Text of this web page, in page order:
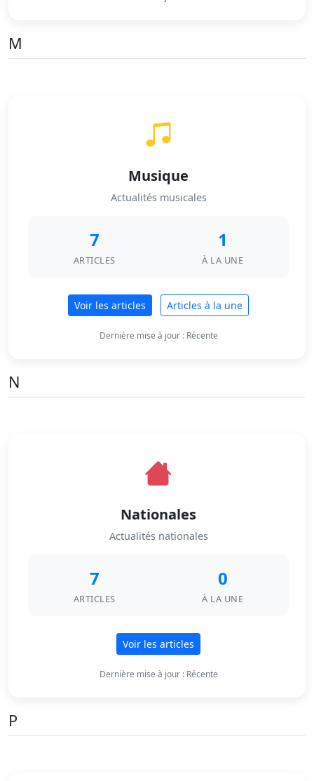
M
Musique
Actualités musicales
7
ARTICLES
1
À LA UNE
Voir les articles Articles à la une
Dernière mise à jour : Récente
N
Nationales
Actualités nationales
7
ARTICLES
0
À LA UNE
Voir les articles
Dernière mise à jour : Récente
P